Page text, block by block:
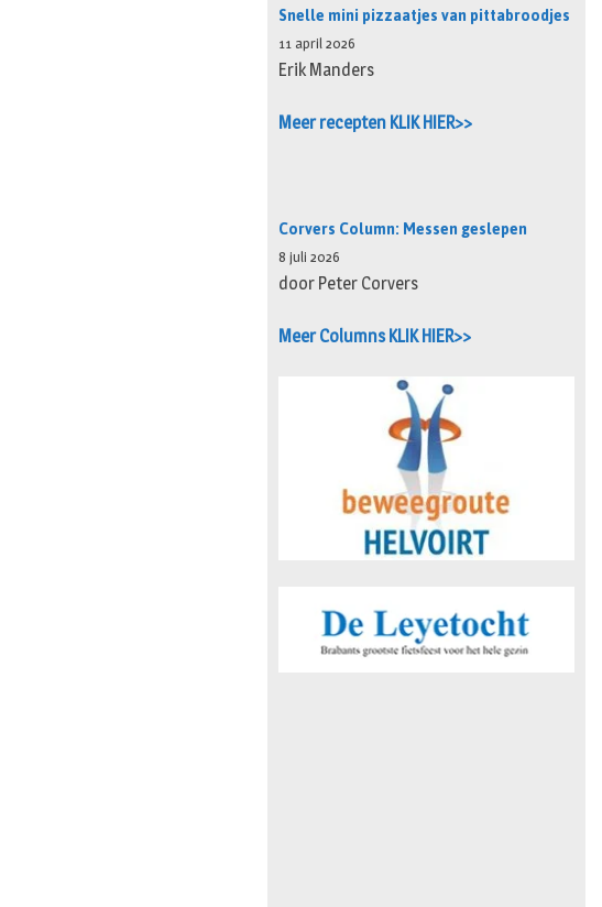
Snelle mini pizzaatjes van pittabroodjes
11 april 2026
Erik Manders
Meer recepten KLIK HIER>>
Corvers Column: Messen geslepen
8 juli 2026
door Peter Corvers
Meer Columns KLIK HIER>>